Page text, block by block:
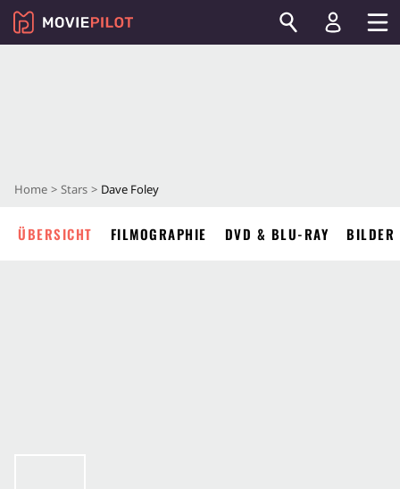
Home Stars Dave Foley
ÜBERSICHT FILMOGRAPHIE DVD & BLU-RAY BILDER